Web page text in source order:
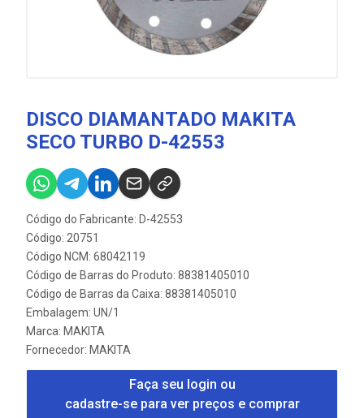
DISCO DIAMANTADO MAKITA
SECO TURBO D-42553
Código do Fabricante: D-42553
Código: 20751
Código NCM: 68042119
Código de Barras do Produto: 88381405010
Código de Barras da Caixa: 88381405010
Embalagem: UN/1
Marca: MAKITA
Fornecedor: MAKITA
Faça seu login ou
cadastre-se para ver preços e comprar